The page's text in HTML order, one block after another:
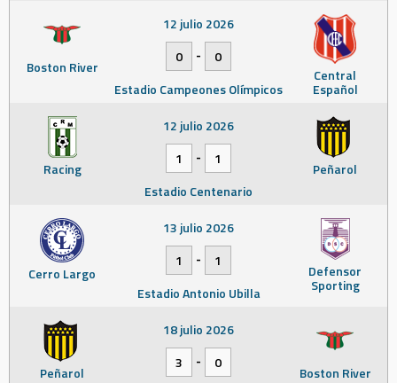
Boston River Central
Español
12 julio 2026
0
-
0
Estadio Campeones Olímpicos
Racing Peñarol
12 julio 2026
1
-
1
Estadio Centenario
Cerro Largo Defensor
Sporting
13 julio 2026
1
-
1
Estadio Antonio Ubilla
Peñarol Boston River
18 julio 2026
3
-
0